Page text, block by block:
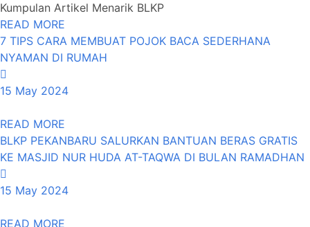
Kumpulan Artikel Menarik BLKP
READ MORE
7 TIPS CARA MEMBUAT POJOK BACA SEDERHANA
NYAMAN DI RUMAH
15 May 2024
READ MORE
BLKP PEKANBARU SALURKAN BANTUAN BERAS GRATIS
KE MASJID NUR HUDA AT-TAQWA DI BULAN RAMADHAN
15 May 2024
READ MORE